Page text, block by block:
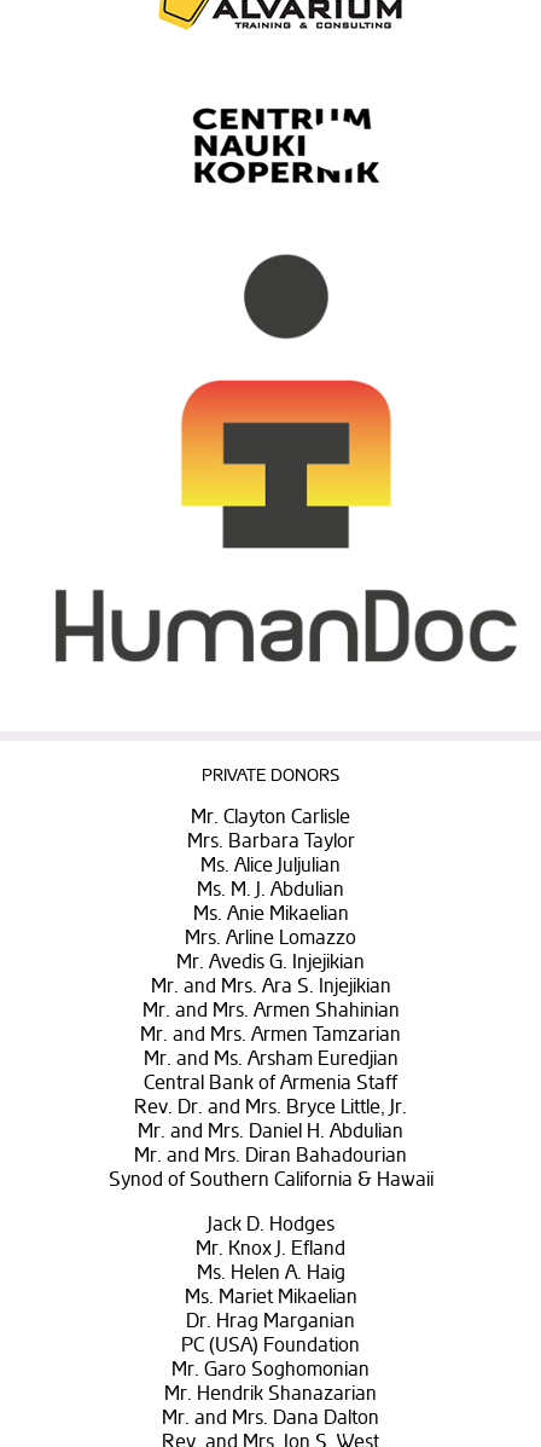
PRIVATE DONORS
Mr. Clayton Carlisle
Mrs. Barbara Taylor
Ms. Alice Juljulian
Ms. M. J. Abdulian
Ms. Anie Mikaelian
Mrs. Arline Lomazzo
Mr. Avedis G. Injejikian
Mr. and Mrs. Ara S. Injejikian
Mr. and Mrs. Armen Shahinian
Mr. and Mrs. Armen Tamzarian
Mr. and Ms. Arsham Euredjian
Central Bank of Armenia Staff
Rev. Dr. and Mrs. Bryce Little, Jr.
Mr. and Mrs. Daniel H. Abdulian
Mr. and Mrs. Diran Bahadourian
Synod of Southern California & Hawaii
Jack D. Hodges
Mr. Knox J. Efland
Ms. Helen A. Haig
Ms. Mariet Mikaelian
Dr. Hrag Marganian
PC (USA) Foundation
Mr. Garo Soghomonian
Mr. Hendrik Shanazarian
Mr. and Mrs. Dana Dalton
Rev. and Mrs. Jon S. West